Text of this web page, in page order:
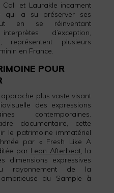
Cali et Laurakle incarnent
qui a su préserver ses
en se réinventant
d’exception,
représentent plusieurs
en France.
POUR
plus vaste visant
des expressions
contemporaines.
documentaire, cette
le patrimoine immatériel
par « Fresh Like A
par Leon Afterbeat, la
dimensions expressives
rayonnement de la
du Sample à